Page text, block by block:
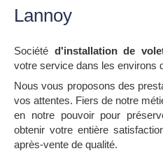
Lannoy
Société d'installation de
votre service dans les environs
Nous vous proposons des
vos attentes. Fiers de notre
en notre pouvoir pour
obtenir votre entière
après-vente de qualité.